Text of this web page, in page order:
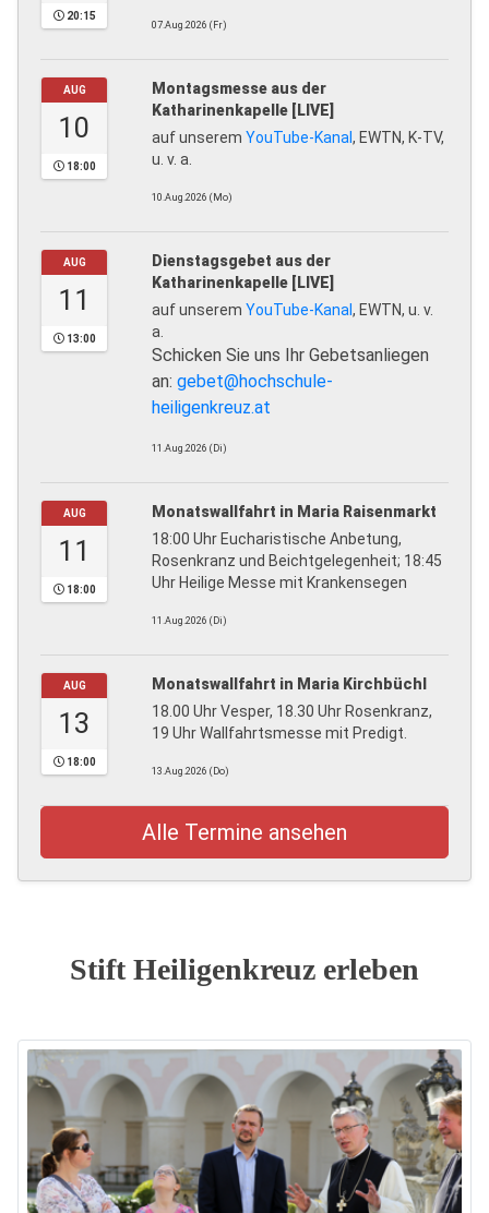
20:15
07.Aug.2026 (Fr)
AUG
10
18:00
Montagsmesse aus der
Katharinenkapelle [LIVE]
auf unserem YouTube-Kanal, EWTN, K-TV,
u. v. a.
10.Aug.2026 (Mo)
AUG
11
13:00
Dienstagsgebet aus der
Katharinenkapelle [LIVE]
auf unserem YouTube-Kanal, EWTN, u. v.
a.
Schicken Sie uns Ihr Gebetsanliegen
an: gebet@hochschule-
heiligenkreuz.at
11.Aug.2026 (Di)
AUG
11
18:00
Monatswallfahrt in Maria Raisenmarkt
18:00 Uhr Eucharistische Anbetung,
Rosenkranz und Beichtgelegenheit; 18:45
Uhr Heilige Messe mit Krankensegen
11.Aug.2026 (Di)
AUG
13
18:00
Monatswallfahrt in Maria Kirchbüchl
18.00 Uhr Vesper, 18.30 Uhr Rosenkranz,
19 Uhr Wallfahrtsmesse mit Predigt.
13.Aug.2026 (Do)
Alle Termine ansehen
Stift Heiligenkreuz erleben